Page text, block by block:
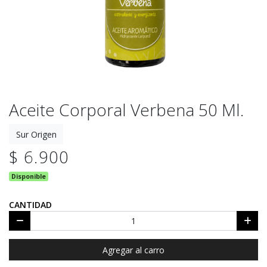
Aceite Corporal Verbena 50 Ml.
Sur Origen
$ 6.900
Disponible
CANTIDAD
Agregar al carro